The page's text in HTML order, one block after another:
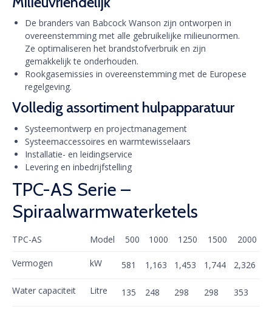
De branders van Babcock Wanson zijn ontworpen in
overeenstemming met alle gebruikelijke milieunormen.
Ze optimaliseren het brandstofverbruik en zijn
gemakkelijk te onderhouden.
Rookgasemissies in overeenstemming met de Europese
regelgeving.
Volledig assortiment hulpapparatuur
Systeemontwerp en projectmanagement
Systeemaccessoires en warmtewisselaars
Installatie- en leidingservice
Levering en inbedrijfstelling
TPC-AS Serie –
Spiraalwarmwaterketels
TPC-AS Model 500 1000 1250 1500 2000
Vermogen kW 581 1,163 1,453 1,744 2,326
Water capaciteit Litre 135 248 298 298 353